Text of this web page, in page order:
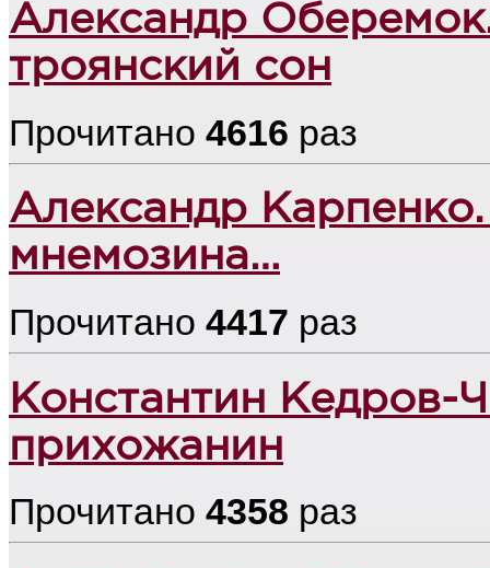
Александр
троянский сон
Прочитано 4616 раз
Александр
мнемозина…
Прочитано 4417 раз
Константин
прихожанин
Прочитано 4358 раз